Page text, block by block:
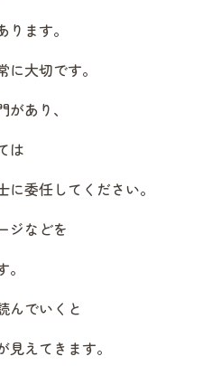
ます。
大切です。
あり、
は
委任してください。
ジなどを
んでいくと
えてきます。